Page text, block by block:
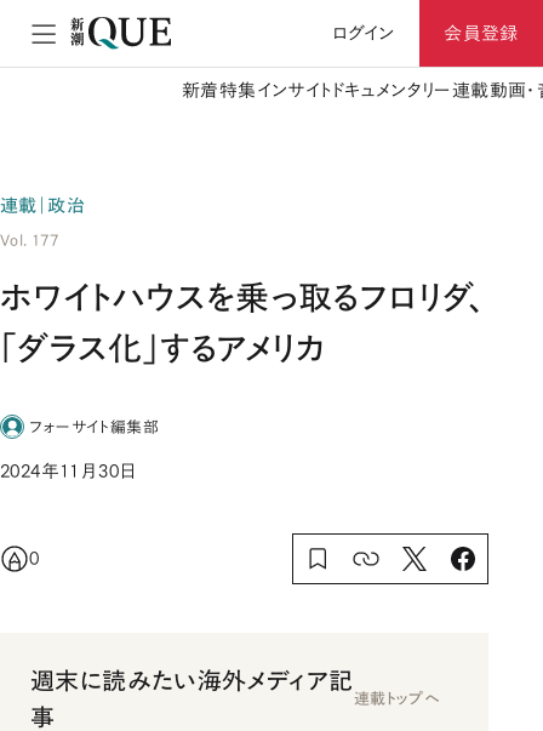
ログイン 会員登録
新着特集 インサイト ドキュメンタリー 連載動画
連載｜政治
Vol. 177
ホワイトハウスを乗っ取るフロリダ、
「ダラス化」するアメリカ
フォーサイト編集部
2024年11月30日
0
週末に読みたい海外メディア記
事
連載トップへ